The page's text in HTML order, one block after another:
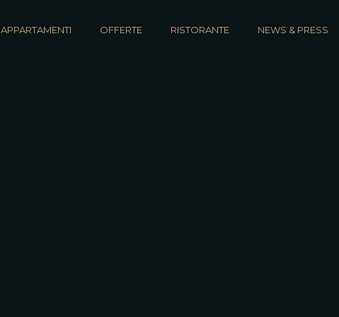
APPARTAMENTI OFFERTE RISTORANTE NEWS & PRESS